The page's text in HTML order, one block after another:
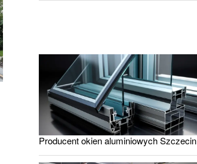
Producent okien aluminiowych Szczecin